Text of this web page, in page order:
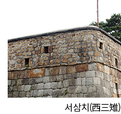
서삼치(西三雉)